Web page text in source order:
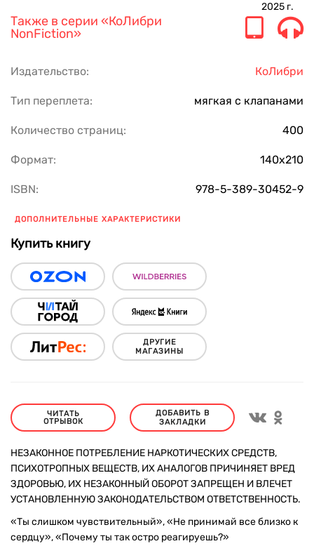
2025 г.
Также в серии «КоЛибри
NonFiction»
Издательство: КоЛибри
Тип переплета: мягкая с клапанами
Количество страниц: 400
Формат: 140х210
ISBN: 978-5-389-30452-9
ДОПОЛНИТЕЛЬНЫЕ ХАРАКТЕРИСТИКИ
Купить книгу
ДРУГИЕ
МАГАЗИНЫ
ЧИТАТЬ
ОТРЫВОК
ДОБАВИТЬ В
ЗАКЛАДКИ
НЕЗАКОННОЕ ПОТРЕБЛЕНИЕ НАРКОТИЧЕСКИХ СРЕДСТВ,
ПСИХОТРОПНЫХ ВЕЩЕСТВ, ИХ АНАЛОГОВ ПРИЧИНЯЕТ ВРЕД
ЗДОРОВЬЮ, ИХ НЕЗАКОННЫЙ ОБОРОТ ЗАПРЕЩЕН И ВЛЕЧЕТ
УСТАНОВЛЕННУЮ ЗАКОНОДАТЕЛЬСТВОМ ОТВЕТСТВЕННОСТЬ.
«Ты слишком чувствительный», «Не принимай все близко к
сердцу», «Почему ты так остро реагируешь?»